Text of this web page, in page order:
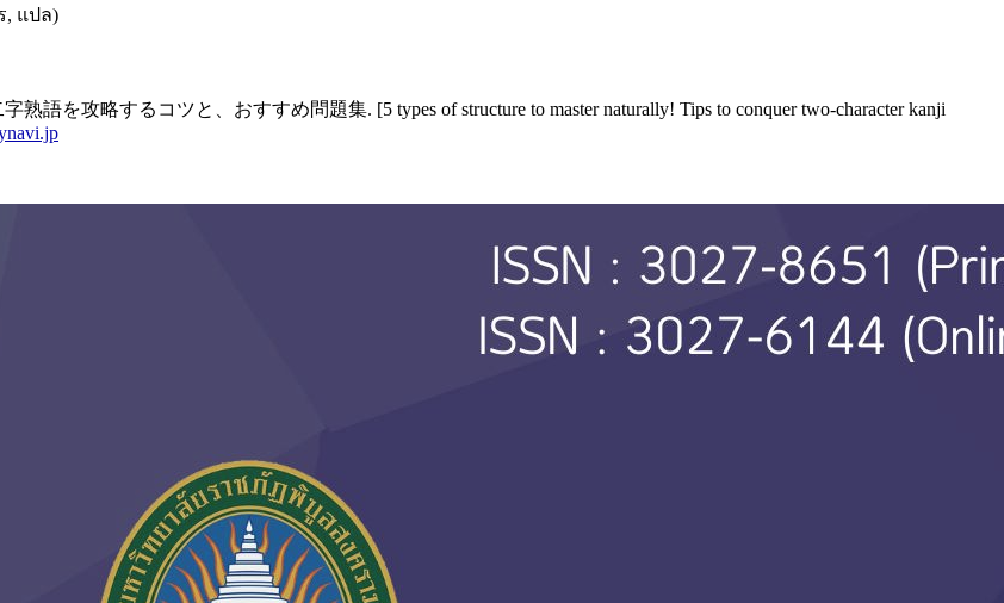
, แปล)
語を攻略するコツと、おすすめ問題集. [5 types of structure to master naturally! Tips to conquer two-character kanji